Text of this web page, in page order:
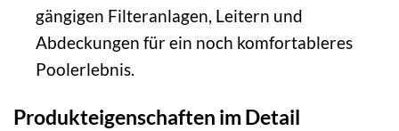
gängigen Filteranlagen, Leitern und
Abdeckungen für ein noch komfortableres
Poolerlebnis.
Produkteigenschaften im Detail